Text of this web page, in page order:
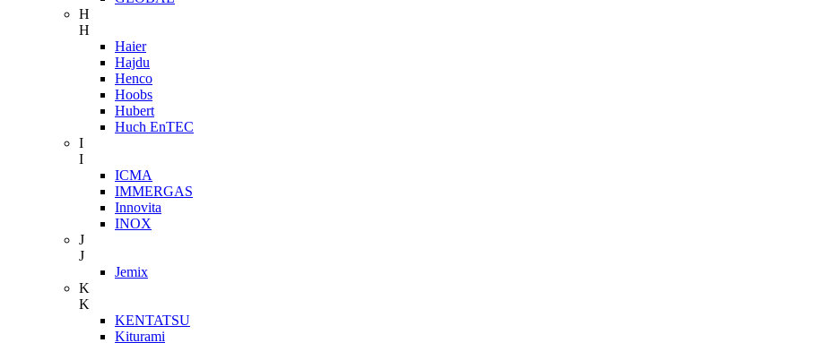
H
H
Haier
Hajdu
Henco
Hoobs
Hubert
Huch EnTEC
I
I
ICMA
IMMERGAS
Innovita
INOX
J
J
Jemix
K
K
KENTATSU
Kiturami